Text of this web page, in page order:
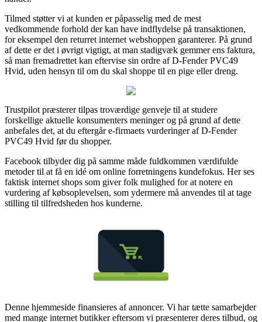
Tilmed støtter vi at kunden er påpasselig med de mest
vedkommende forhold der kan have indflydelse på transaktionen,
for eksempel den returret internet webshoppen garanterer. På grund
af dette er det i øvrigt vigtigt, at man stadigvæk gemmer ens faktura,
så man fremadrettet kan eftervise sin ordre af D-Fender PVC49
Hvid, uden hensyn til om du skal shoppe til en pige eller dreng.
Trustpilot præsterer tilpas troværdige genveje til at studere
forskellige aktuelle konsumenters meninger og på grund af dette
anbefales det, at du eftergår e-firmaets vurderinger af D-Fender
PVC49 Hvid før du shopper.
Facebook tilbyder dig på samme måde fuldkommen værdifulde
metoder til at få en idé om online forretningens kundefokus. Her ses
faktisk internet shops som giver folk mulighed for at notere en
vurdering af købsoplevelsen, som ydermere må anvendes til at tage
stilling til tilfredsheden hos kunderne.
Denne hjemmeside finansieres af annoncer. Vi har tætte samarbejder
med mange internet butikker eftersom vi præsenterer deres tilbud, og